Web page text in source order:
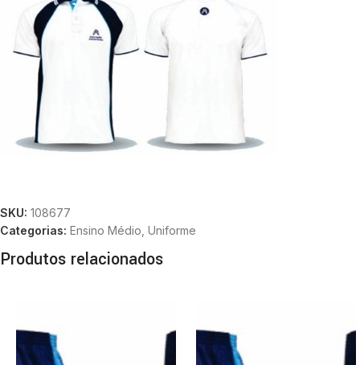
SKU: 108677
Categorias: Ensino Médio Uniforme
Produtos relacionados